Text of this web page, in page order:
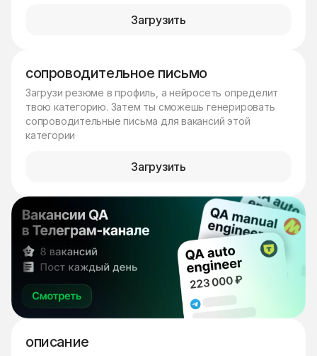
Загрузить
сопроводительное письмо
Загрузи резюме в профиль, а нейросеть определит
твою категорию. Затем ты сможешь генерировать
сопроводительные письма для вакансий этой
категории
Загрузить
описание